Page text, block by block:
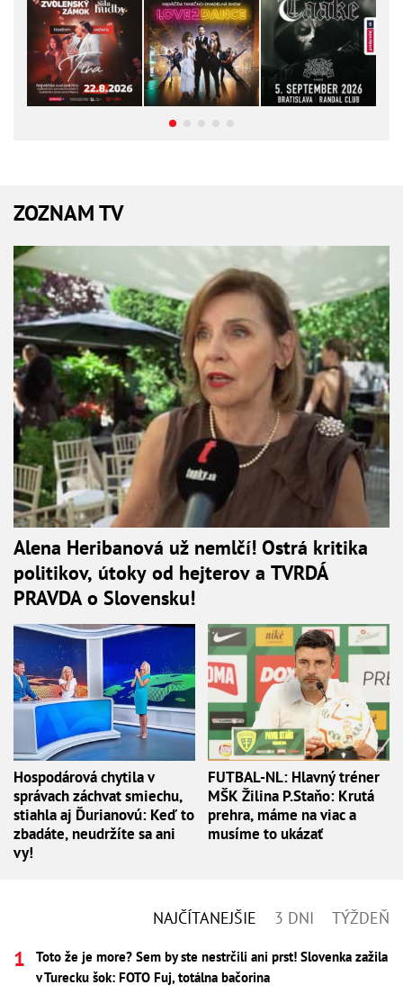
ZOZNAM TV
Alena Heribanová už nemlčí! Ostrá kritika
politikov, útoky od hejterov a TVRDÁ
PRAVDA o Slovensku!
Hospodárová chytila v
správach záchvat smiechu,
stiahla aj Ďurianovú: Keď to
zbadáte, neudržíte sa ani
vy!
FUTBAL-NL: Hlavný tréner
MŠK Žilina P.Staňo: Krutá
prehra, máme na viac a
musíme to ukázať
NAJČÍTANEJŠIE 3 DNI TÝŽDEŇ
Toto že je more? Sem by ste nestrčili ani prst! Slovenka zažila
v Turecku šok: FOTO Fuj, totálna bačorina